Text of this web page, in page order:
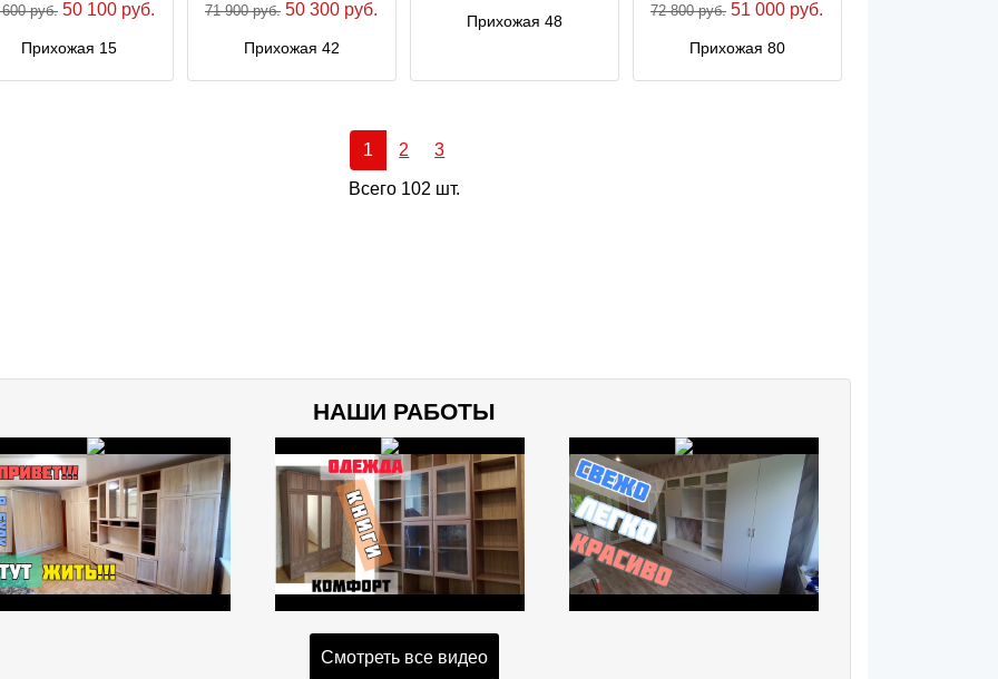
руб. 50 100 руб.
Прихожая 15
71 900 руб. 50 300 руб.
Прихожая 42
Прихожая 48
72 800 руб. 51 000 руб.
Прихожая 80
1 2 3
Всего 102 шт.
НАШИ РАБОТЫ
Смотреть все видео